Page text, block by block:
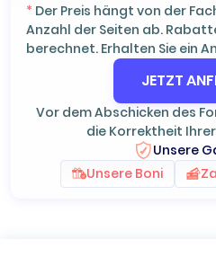
* Der Preis hängt von der
Anzahl der Seiten ab.
berechnet. Erhalten Sie ein
JETZT
Vor dem Abschicken des
die Korrektheit
Unsere
Unsere Boni